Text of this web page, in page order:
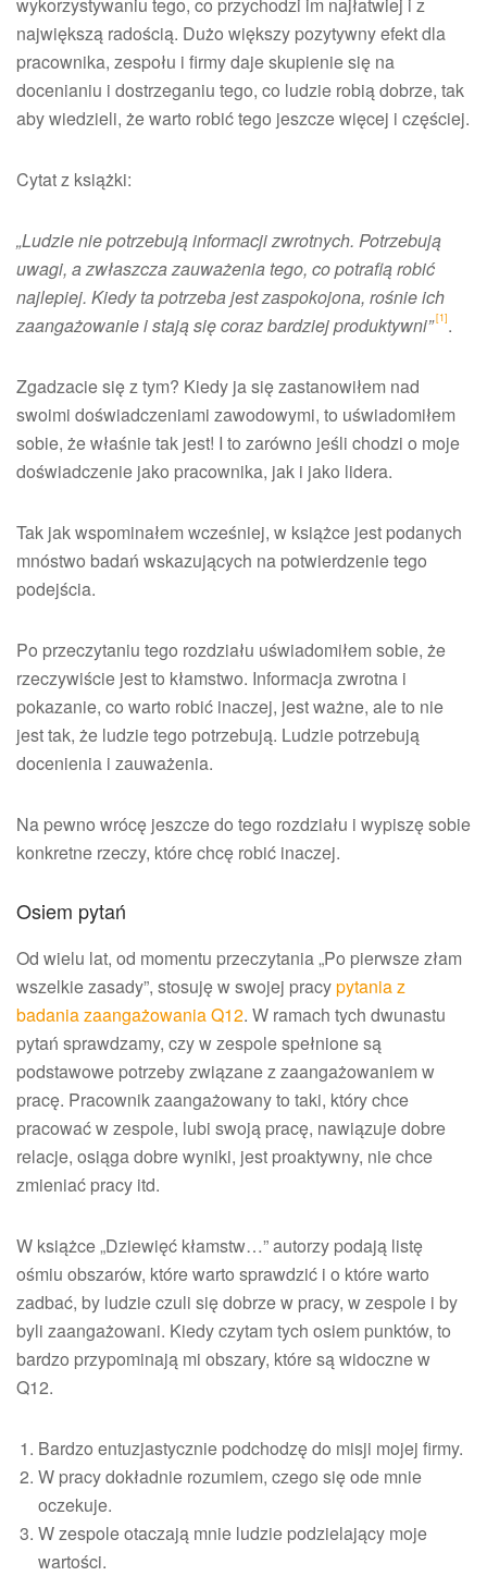
największą radością. Dużo większy pozytywny efekt dla
pracownika, zespołu i firmy daje skupienie się na
docenianiu i dostrzeganiu tego, co ludzie robią dobrze, tak
aby wiedzieli, że warto robić tego jeszcze więcej i częściej.
Cytat z książki:
„Ludzie nie potrzebują informacji zwrotnych. Potrzebują
uwagi, a zwłaszcza zauważenia tego, co potrafią robić
najlepiej. Kiedy ta potrzeba jest zaspokojona, rośnie ich
zaangażowanie i stają się coraz bardziej produktywni” [1].
Zgadzacie się z tym? Kiedy ja się zastanowiłem nad
swoimi doświadczeniami zawodowymi, to uświadomiłem
sobie, że właśnie tak jest! I to zarówno jeśli chodzi o moje
doświadczenie jako pracownika, jak i jako lidera.
Tak jak wspominałem wcześniej, w książce jest podanych
mnóstwo badań wskazujących na potwierdzenie tego
podejścia.
Po przeczytaniu tego rozdziału uświadomiłem sobie, że
rzeczywiście jest to kłamstwo. Informacja zwrotna i
pokazanie, co warto robić inaczej, jest ważne, ale to nie
jest tak, że ludzie tego potrzebują. Ludzie potrzebują
docenienia i zauważenia.
Na pewno wrócę jeszcze do tego rozdziału i wypiszę sobie
konkretne rzeczy, które chcę robić inaczej.
Osiem pytań
Od wielu lat, od momentu przeczytania „Po pierwsze złam
wszelkie zasady”, stosuję w swojej pracypytania z
badania zaangażowania Q12. W ramach tych dwunastu
pytań sprawdzamy, czy w zespole spełnione są
podstawowe potrzeby związane z zaangażowaniem w
pracę. Pracownik zaangażowany to taki, który chce
pracować w zespole, lubi swoją pracę, nawiązuje dobre
relacje, osiąga dobre wyniki, jest proaktywny, nie chce
zmieniać pracy itd.
W książce „Dziewięć kłamstw…” autorzy podają listę
ośmiu obszarów, które warto sprawdzić i o które warto
zadbać, by ludzie czuli się dobrze w pracy, w zespole i by
byli zaangażowani. Kiedy czytam tych osiem punktów, to
bardzo przypominają mi obszary, które są widoczne w
Q12.
Bardzo entuzjastycznie podchodzę do misji mojej firmy.
W pracy dokładnie rozumiem, czego się ode mnie
oczekuje.
W zespole otaczają mnie ludzie podzielający moje
wartości.